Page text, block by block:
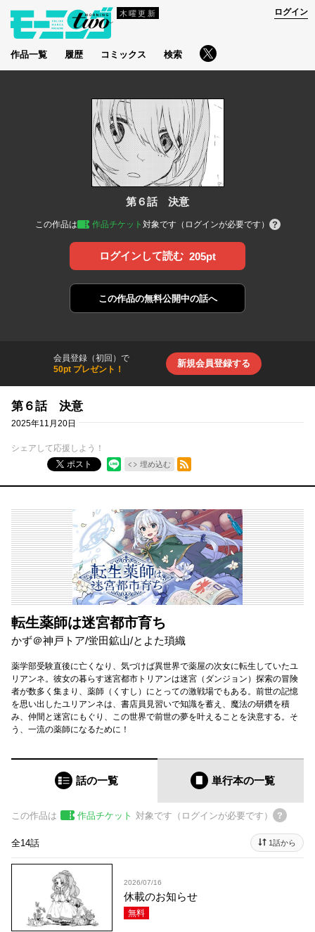
木曜更新
作品一覧 履歴 コミックス 検索
ログイン
第６話 決意
この作品は 作品チケット 対象です（ログインが必要です）
ログインして読む 205pt
この作品の無料公開中の話へ
会員登録（初回）で
50pt プレゼント！
新規会員登録する
第６話 決意
2025年11月20日
シェアして応援しよう！
ポスト
埋め込む
RSSフィード
転生薬師は迷宮都市育ち
かず＠神戸トア/蛍田鉱山/とよた瑣織
薬学部受験直後に亡くなり、気づけば異世界で薬屋の次女に転生していたユ
リアンネ。彼女の暮らす迷宮都市トリアンは迷宮（ダンジョン）探索の冒険
者が数多く集まり、薬師（くすし）にとっての激戦場でもある。前世の記憶
を思い出したユリアンネは、書店員見習いで知識を蓄え、魔法の研鑽を積
み、仲間と迷宮にもぐり、この世界で前世の夢を叶えることを決意する。そ
う、一流の薬師になるために！
話の一覧 単行本の一覧
この作品は 作品チケット 対象です（ログインが必要です）
全14話 1話から
2026/07/16
休載のお知らせ
無料